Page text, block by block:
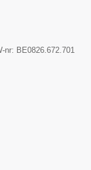
nr: BE0826.672.701